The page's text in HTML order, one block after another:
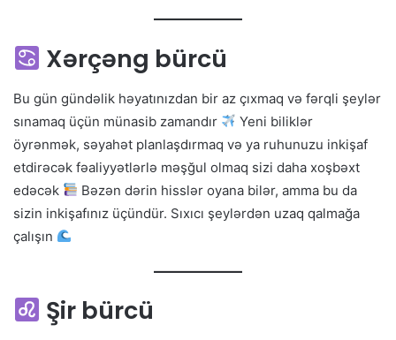
Xərçəng bürcü
Bu gün gündəlik həyatınızdan bir az çıxmaq və fərqli şeylər
sınamaq üçün münasib zamandır
Yeni biliklər
öyrənmək, səyahət planlaşdırmaq və ya ruhunuzu inkişaf
etdirəcək fəaliyyətlərlə məşğul olmaq sizi daha xoşbəxt
edəcək
Bəzən dərin hisslər oyana bilər, amma bu da
sizin inkişafınız üçündür. Sıxıcı şeylərdən uzaq qalmağa
çalışın
Şir bürcü